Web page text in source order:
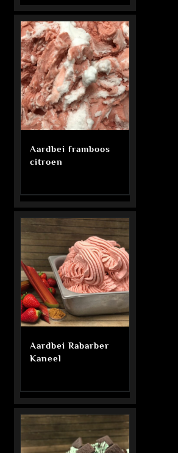
Aardbei framboos
citroen
Aardbei Rabarber
Kaneel